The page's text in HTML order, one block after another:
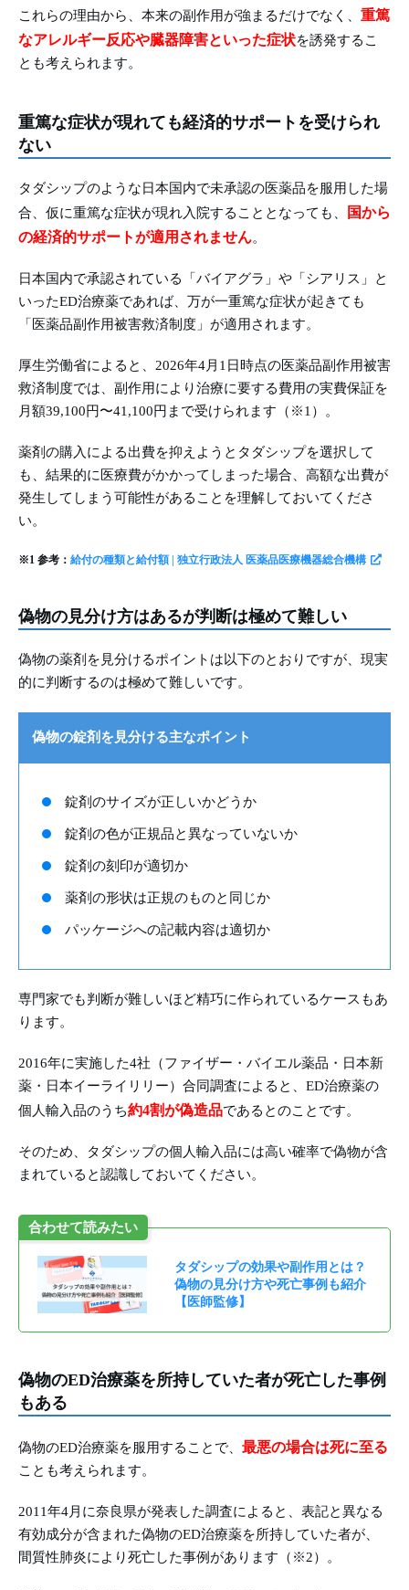
これらの理由から、本来の副作用が強まるだけでなく、 重篤
なアレルギー反応や臓器障害といった症状を誘発するこ
とも考えられます。
重篤な症状が現れても経済的サポートを受けられ
ない
タダシップのような日本国内で未承認の医薬品を服用した場
合、仮に重篤な症状が現れ入院することとなっても、
国から
の経済的サポートが適用されません。
日本国内で承認されている「バイアグラ」や「シアリス」と
いったED治療薬であれば、万が一重篤な症状が起きても
「医薬品副作用被害救済制度」が適用されます。
厚生労働省によると、2026年4月1日時点の医薬品副作用被害
救済制度では、副作用により治療に要する費用の実費保証を
月額39,100円〜41,100円まで受けられます（※1）。
薬剤の購入による出費を抑えようとタダシップを選択して
も、結果的に医療費がかかってしまった場合、高額な出費が
発生してしまう可能性があることを理解しておいてくださ
い。
※1 参考： 給付の種類と給付額 | 独立行政法人 医薬品医療機器総合機構
偽物の見分け方はあるが判断は極めて難しい
偽物の薬剤を見分けるポイントは以下のとおりですが、現実
的に判断するのは極めて難しいです。
偽物の錠剤を見分ける主なポイント
錠剤のサイズが正しいかどうか
錠剤の色が正規品と異なっていないか
錠剤の刻印が適切か
薬剤の形状は正規のものと同じか
パッケージへの記載内容は適切か
専門家でも判断が難しいほど精巧に作られているケースもあ
ります。
2016年に実施した4社（ファイザー・バイエル薬品・日本新
薬・日本イーライリリー）合同調査によると、ED治療薬の
個人輸入品のうち約4割が偽造品であるとのことです。
そのため、タダシップの個人輸入品には高い確率で偽物が含
まれていると認識しておいてください。
合わせて読みたい
タダシップの効果や副作用とは？
偽物の見分け方や死亡事例も紹介
【医師監修】
偽物のED治療薬を所持していた者が死亡した事例
もある
偽物のED治療薬を服用することで、 最悪の場合は死に至る
ことも考えられます。
2011年4月に奈良県が発表した調査によると、表記と異なる
有効成分が含まれた偽物のED治療薬を所持していた者が、
間質性肺炎により死亡した事例があります（※2）。